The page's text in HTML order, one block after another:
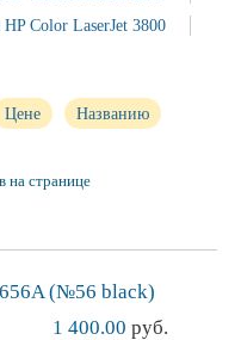
HP Color LaserJet 3800
Цене Названию
на странице
(№56 black)
1 400.00 руб.